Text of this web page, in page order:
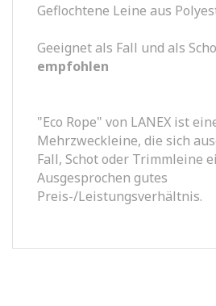
Geflochtene Leine aus
Geeignet als Fall und als
empfohlen
"Eco Rope" von LANEX ist
Mehrzweckleine, die sich
Fall, Schot oder Trimmleine
Ausgesprochen gutes
Preis-/Leistungsverhältnis.